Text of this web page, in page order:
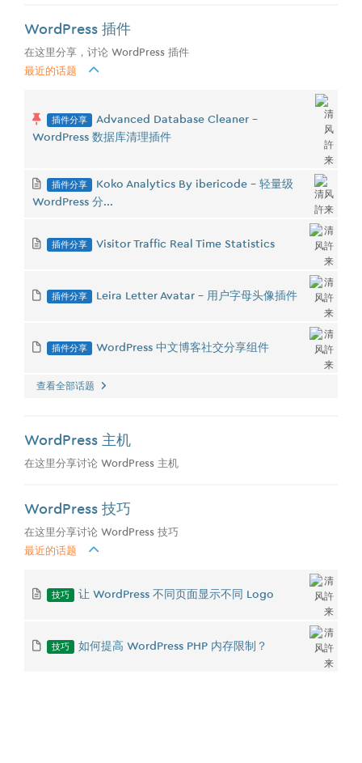
WordPress 插件
在这里分享，讨论 WordPress 插件
最近的话题
插件分享
Advanced Database Cleaner -
WordPress 数据库清理插件
插件分享
Koko Analytics By ibericode - 轻量级
WordPress 分...
插件分享 Visitor Traffic Real Time Statistics
插件分享 Leira Letter Avatar - 用户字母头像插件
插件分享 WordPress 中文博客社交分享组件
查看全部话题
WordPress 主机
在这里分享讨论 WordPress 主机
WordPress 技巧
在这里分享讨论 WordPress 技巧
最近的话题
技巧 让 WordPress 不同页面显示不同 Logo
技巧 如何提高 WordPress PHP 内存限制？